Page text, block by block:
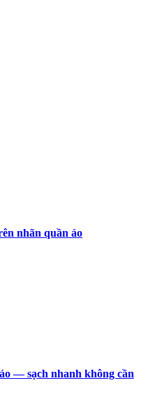
nhãn quần áo
— sạch nhanh không cần